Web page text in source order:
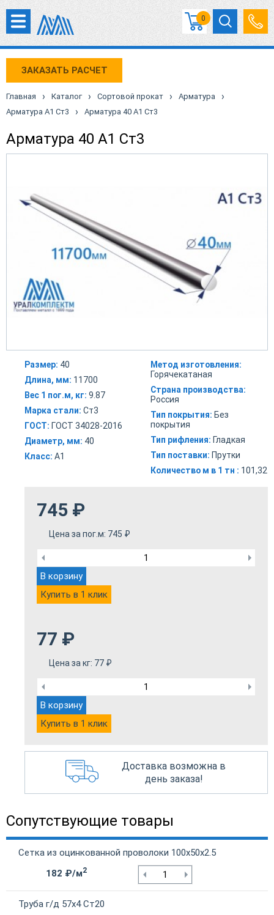
0
ЗАКАЗАТЬ РАСЧЕТ
Главная › Каталог › Сортовой прокат › Арматура ›
Арматура А1 Ст3 › Арматура 40 А1 Ст3
Арматура 40 А1 Ст3
Размер: 40
Длина, мм: 11700
Вес 1 пог.м, кг: 9.87
Марка стали: Ст3
ГОСТ: ГОСТ 34028-2016
Диаметр, мм: 40
Класс: А1
Метод изготовления:
Горячекатаная
Страна производства:
Россия
Тип покрытия: Без
покрытия
Тип рифления: Гладкая
Тип поставки: Прутки
Количество м в 1 тн : 101,32
745 ₽
Цена за пог.м: 745 ₽
В корзину
Купить в 1 клик
77 ₽
Цена за кг: 77 ₽
В корзину
Купить в 1 клик
Доставка возможна в
день заказа!
Сопутствующие товары
Сетка из оцинкованной проволоки 100х50х2.5
182 ₽/м2
Труба г/д 57х4 Ст20